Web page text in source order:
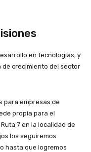
en tecnologías, y
de crecimiento del sector
para empresas de
propia para el
7 en la localidad de
los seguiremos
hasta que logremos